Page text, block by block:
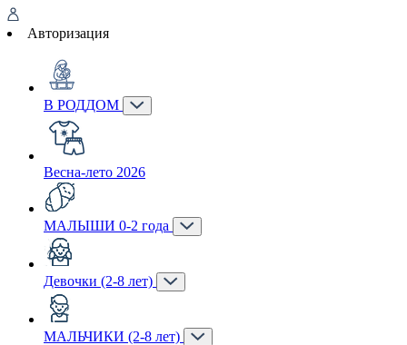
Авторизация
В РОДДОМ
Весна-лето 2026
МАЛЫШИ 0-2 года
Девочки (2-8 лет)
МАЛЬЧИКИ (2-8 лет)